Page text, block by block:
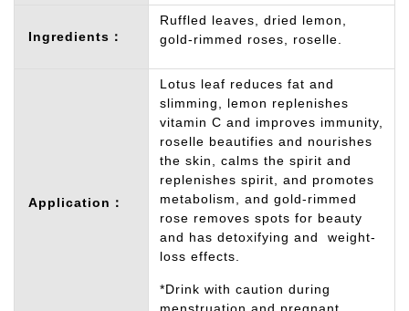
Ingredients：
Ruffled leaves, dried lemon,
gold-rimmed roses, roselle.
Application：
Lotus leaf reduces fat and
slimming, lemon replenishes
vitamin C and improves immunity,
roselle beautifies and nourishes
the skin, calms the spirit and
replenishes spirit, and promotes
metabolism, and gold-rimmed
rose removes spots for beauty
and has detoxifying and weight-
loss effects.
*Drink with caution during